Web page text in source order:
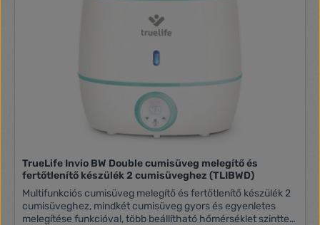
TrueLife Invio BW Double cumisüveg melegítő és
fertőtlenítő készülék 2 cumisüveghez (TLIBWD)
Multifunkciós cumisüveg melegítő és fertőtlenítő készülék 2
cumisüveghez, mindkét cumisüveg gyors és egyenletes
melegítése funkcióval, több beállítható hőmérséklet szinttel,